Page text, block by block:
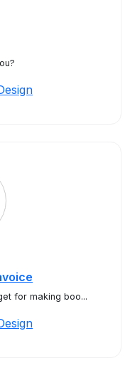
for making boo...